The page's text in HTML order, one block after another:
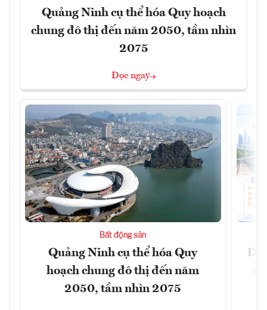
Quảng Ninh cụ thể hóa Quy hoạch
chung đô thị đến năm 2050, tầm nhìn
2075
Đọc ngay
Bất động sản
Quảng Ninh cụ thể hóa Quy
hoạch chung đô thị đến năm
2050, tầm nhìn 2075